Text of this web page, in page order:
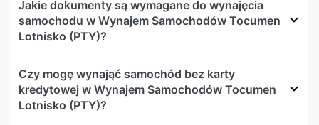
Jakie dokumenty są wymagane do wynajęcia
samochodu w Wynajem Samochodów Tocumen
Lotnisko (PTY)?
Czy mogę wynająć samochód bez karty
kredytowej w Wynajem Samochodów Tocumen
Lotnisko (PTY)?